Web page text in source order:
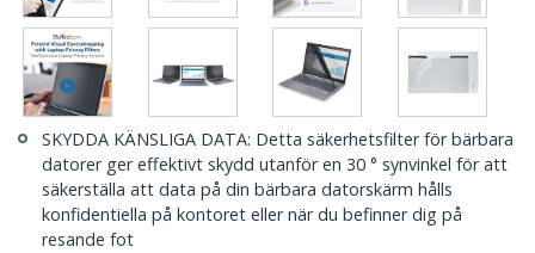
SKYDDA KÄNSLIGA DATA: Detta säkerhetsfilter för bärbara
datorer ger effektivt skydd utanför en 30 ° synvinkel för att
säkerställa att data på din bärbara datorskärm hålls
konfidentiella på kontoret eller när du befinner dig på
resande fot